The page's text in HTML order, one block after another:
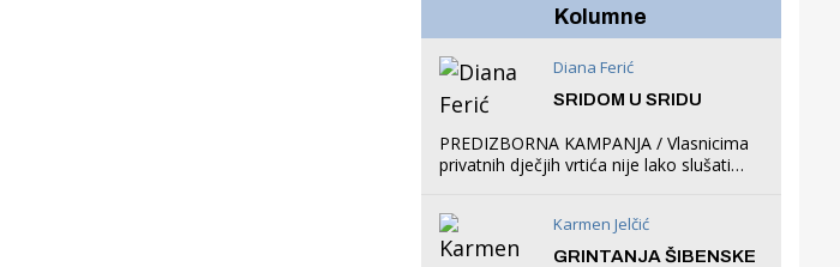
1758, Skradin 625,
Kolumne
Diana Ferić
SRIDOM U SRIDU
PREDIZBORNA KAMPANJA / Vlasnicima
privatnih dječjih vrtića nije lako slušati
što oni rade u Šibeniku ne postoji
Karmen Jelčić
GRINTANJA ŠIBENSKE